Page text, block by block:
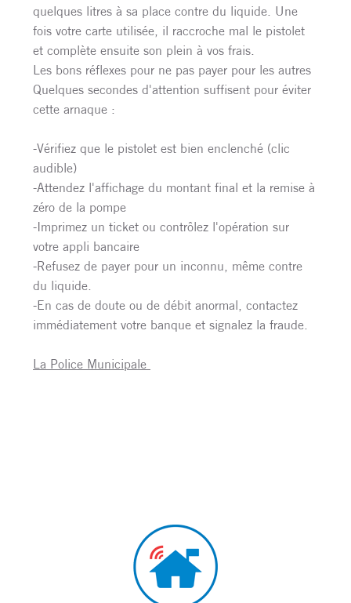
quelques litres à sa place contre du liquide. Une
fois votre carte utilisée, il raccroche mal le pistolet
et complète ensuite son plein à vos frais.
Les bons réflexes pour ne pas payer pour les autres
Quelques secondes d'attention suffisent pour éviter
cette arnaque :
-Vérifiez que le pistolet est bien enclenché (clic
audible)
-Attendez l'affichage du montant final et la remise à
zéro de la pompe
-Imprimez un ticket ou contrôlez l'opération sur
votre appli bancaire
-Refusez de payer pour un inconnu, même contre
du liquide.
-En cas de doute ou de débit anormal, contactez
immédiatement votre banque et signalez la fraude.
La Police Municipale